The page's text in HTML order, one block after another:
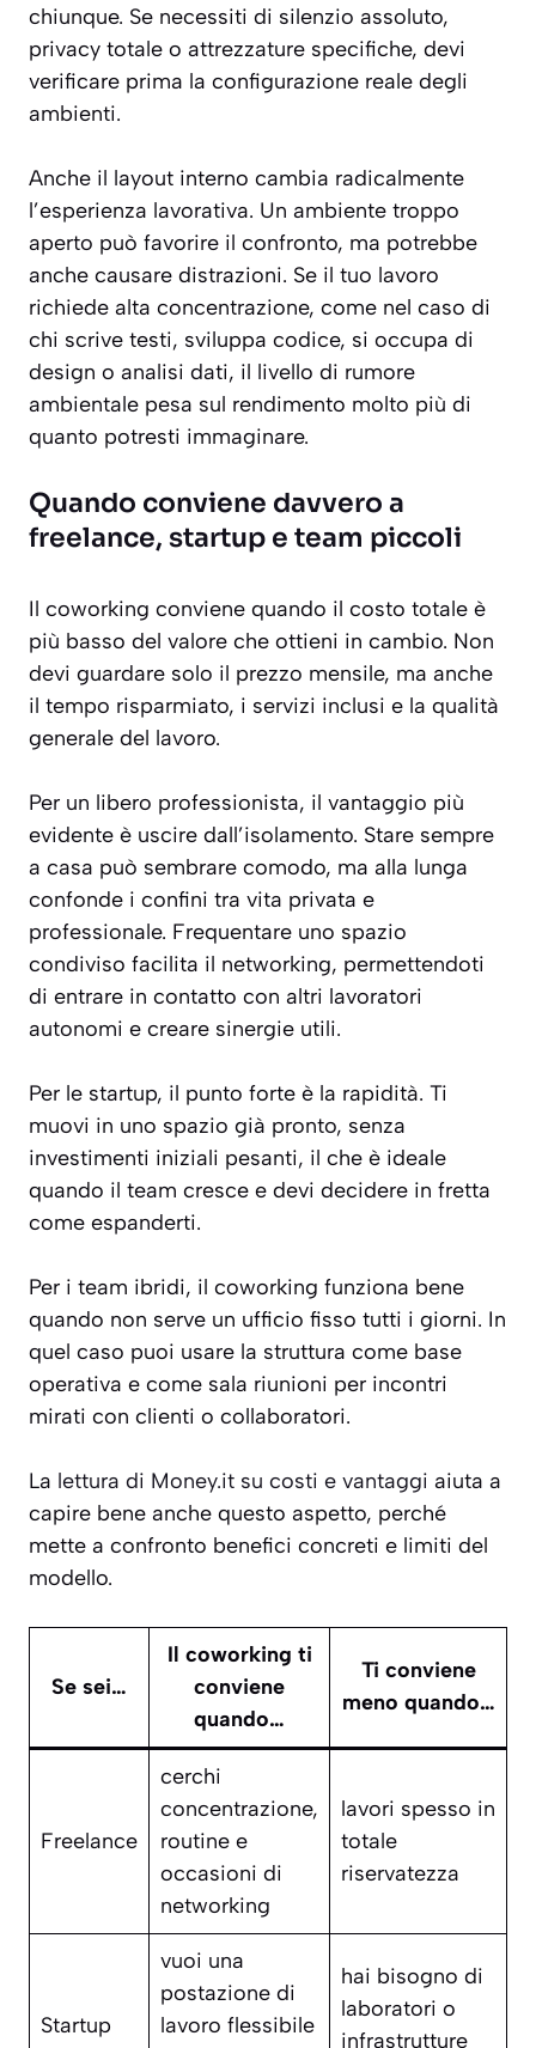
chiunque. Se necessiti di silenzio assoluto,
privacy totale o attrezzature specifiche, devi
verificare prima la configurazione reale degli
ambienti.
Anche il layout interno cambia radicalmente
l’esperienza lavorativa. Un ambiente troppo
aperto può favorire il confronto, ma potrebbe
anche causare distrazioni. Se il tuo lavoro
richiede alta concentrazione, come nel caso di
chi scrive testi, sviluppa codice, si occupa di
design o analisi dati, il livello di rumore
ambientale pesa sul rendimento molto più di
quanto potresti immaginare.
Quando conviene davvero a
freelance, startup e team piccoli
Il coworking conviene quando il costo totale è
più basso del valore che ottieni in cambio. Non
devi guardare solo il prezzo mensile, ma anche
il tempo risparmiato, i servizi inclusi e la qualità
generale del lavoro.
Per un libero professionista, il vantaggio più
evidente è uscire dall’isolamento. Stare sempre
a casa può sembrare comodo, ma alla lunga
confonde i confini tra vita privata e
professionale. Frequentare uno spazio
condiviso facilita il networking, permettendoti
di entrare in contatto con altri lavoratori
autonomi e creare sinergie utili.
Per le startup, il punto forte è la rapidità. Ti
muovi in uno spazio già pronto, senza
investimenti iniziali pesanti, il che è ideale
quando il team cresce e devi decidere in fretta
come espanderti.
Per i team ibridi, il coworking funziona bene
quando non serve un ufficio fisso tutti i giorni. In
quel caso puoi usare la struttura come base
operativa e come sala riunioni per incontri
mirati con clienti o collaboratori.
La lettura di Money.it su costi e vantaggi aiuta a
capire bene anche questo aspetto, perché
mette a confronto benefici concreti e limiti del
modello.
Se sei…
Il coworking ti
conviene
quando…
Ti conviene
meno quando…
Freelance
cerchi
concentrazione,
routine e
occasioni di
networking
lavori spesso in
totale
riservatezza
Startup
vuoi una
postazione di
lavoro flessibile
hai bisogno di
laboratori o
infrastrutture